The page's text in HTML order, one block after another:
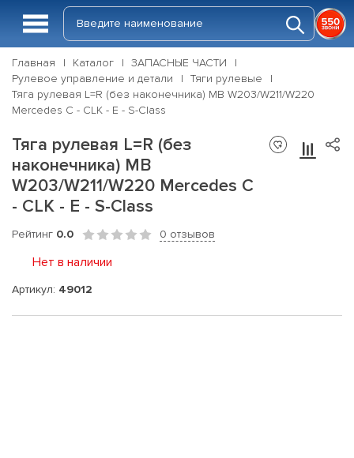
Главная Каталог
ЗАПАСНЫЕ ЧАСТИ
Рулевое управление и детали
Тяги рулевые
Тяга рулевая L=R (без наконечника) MB W203/W211/W220
Mercedes C - CLK - E - S-Class
Тяга рулевая L=R (без
наконечника) MB
W203/W211/W220 Mercedes C
- CLK - E - S-Class
Рейтинг 0.0 0 отзывов
Нет в наличии
Артикул: 49012